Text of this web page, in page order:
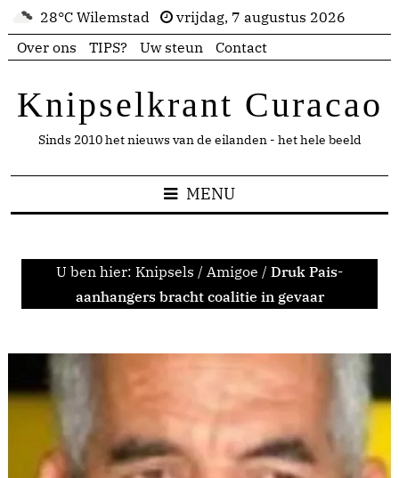
28°C Wilemstad
vrijdag, 7 augustus 2026
Over ons
TIPS? Uw steun Contact
Knipselkrant Curacao
Sinds 2010 het nieuws van de eilanden - het hele beeld
MENU
U ben hier: Knipsels / Amigoe / Druk Pais-
aanhangers bracht coalitie in gevaar